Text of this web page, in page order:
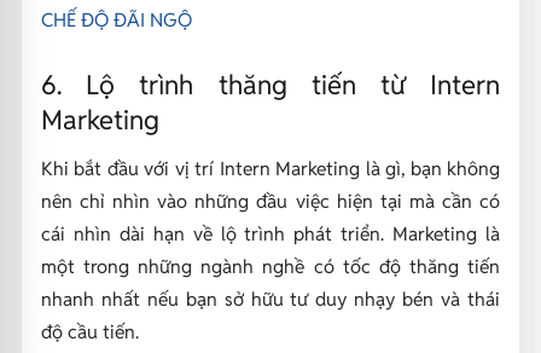
CHẾ ĐỘ ĐÃI NGỘ
6. Lộ trình thăng tiến từ Intern
Marketing
Khi bắt đầu với vị trí Intern Marketing là gì, bạn không
nên chỉ nhìn vào những đầu việc hiện tại mà cần có
cái nhìn dài hạn về lộ trình phát triển. Marketing là
một trong những ngành nghề có tốc độ thăng tiến
nhanh nhất nếu bạn sở hữu tư duy nhạy bén và thái
độ cầu tiến.